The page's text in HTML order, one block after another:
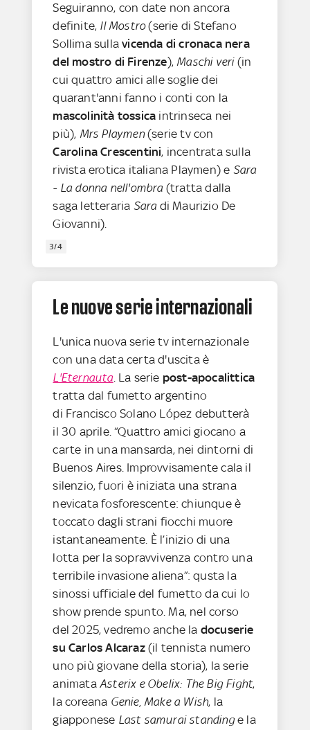
Seguiranno, con date non ancora
definite, Il Mostro(serie di Stefano
Sollima sullavicenda di cronaca nera
del mostro di Firenze),Maschi veri(in
cui quattro amici alle soglie dei
quarant'anni fanno i conti con la
mascolinità tossica intrinseca nei
più), Mrs Playmen(serie tv con
Carolina Crescentini, incentrata sulla
rivista erotica italiana Playmen) e Sara
- La donna nell'ombra(tratta dalla
saga letteraria Sara di Maurizio De
Giovanni).
3/4
Le nuove serie internazionali
L'unica nuova serie tv internazionale
con una data certa d'uscita è
L'Eternauta. La serie post-apocalittica
tratta dal fumetto argentino
di Francisco Solano López debutterà
il 30 aprile. “Quattro amici giocano a
carte in una mansarda, nei dintorni di
Buenos Aires. Improvvisamente cala il
silenzio, fuori è iniziata una strana
nevicata fosforescente: chiunque è
toccato dagli strani fiocchi muore
istantaneamente. È l’inizio di una
lotta per la sopravvivenza contro una
terribile invasione aliena”: qusta la
sinossi ufficiale del fumetto da cui lo
show prende spunto. Ma, nel corso
del 2025, vedremo anche la docuserie
su Carlos Alcaraz(il tennista numero
uno più giovane della storia), la serie
animataAsterix e Obelix: The Big Fight,
la coreana Genie, Make a Wish, la
giapponese Last samurai standinge la